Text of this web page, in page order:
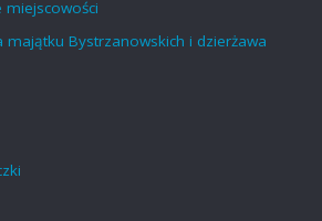
miejscowości
majątku Bystrzanowskich i dzierżawa